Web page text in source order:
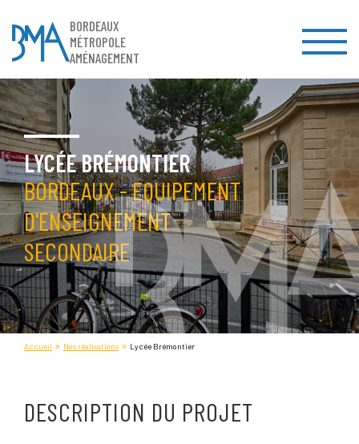
BORDEAUX
MÉTROPOLE
AMÉNAGEMENT
LYCÉE BRÉMONTIER
BORDEAUX - EQUIPEMENT
D'ENSEIGNEMENT
SECONDAIRE
Accueil » Nos réalisations » Lycée Brémontier
DESCRIPTION DU PROJET